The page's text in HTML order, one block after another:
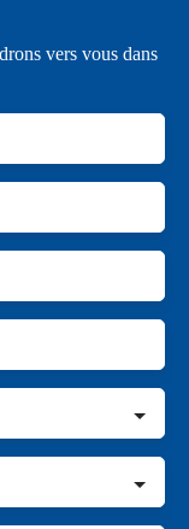
vers vous dans